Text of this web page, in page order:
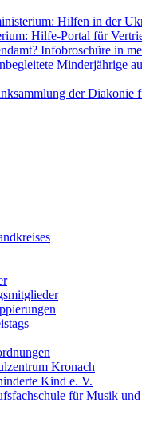
Hilfen in der
Hilfe-Portal für
Infobroschüre in
Minderjährige
der Diakonie
Kronach
Kind e. V.
für Musik